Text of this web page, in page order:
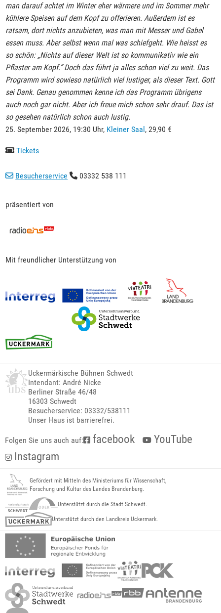
man darauf achtet im Winter eher wärmere und im Sommer mehr
kühlere Speisen auf dem Kopf zu offerieren. Außerdem ist es
ratsam, dort nichts anzubieten, was man mit Messer und Gabel
essen muss. Aber selbst wenn mal was schiefgeht. Wie heisst es
so schön: „Nichts auf dieser Welt ist so kommunikativ wie ein
Pflaster am Kopf.“ Doch das führt ja alles schon viel zu weit. Das
Programm wird sowieso natürlich viel lustiger, als dieser Text. Gott
sei Dank. Genau genommen kenne ich das Programm übrigens
auch noch gar nicht. Aber ich freue mich schon sehr drauf. Das ist
so gesehen natürlich schon auch lustig.
25. September 2026, 19:30 Uhr, Kleiner Saal, 29,90 €
Tickets
Besucherservice 03332 538 111
präsentiert von
Mit freundlicher Unterstützung von
Uckermärkische Bühnen Schwedt
Intendant: André Nicke
Berliner Straße 46/48
16303 Schwedt
Besucherservice: 03332/538111
Unser Haus ist barrierefrei.
Folgen Sie uns auch auf: facebook
YouTube
Instagram
Gefördert mit Mitteln des Ministeriums für Wissenschaft,
Forschung und Kultur des Landes Brandenburg.
Unterstützt durch die Stadt Schwedt.
Unterstützt durch den Landkreis Uckermark.